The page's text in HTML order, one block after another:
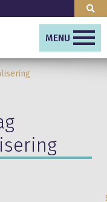
MENU